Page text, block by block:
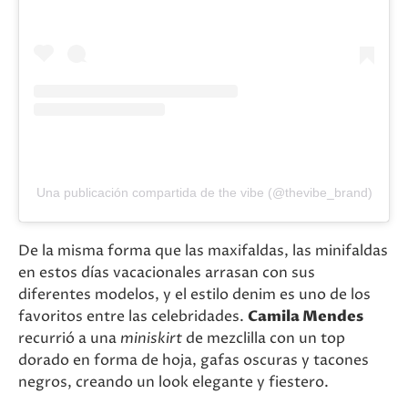
Una publicación compartida de the vibe (@thevibe_brand)
De la misma forma que las maxifaldas, las minifaldas
en estos días vacacionales arrasan con sus
diferentes modelos, y el estilo denim es uno de los
favoritos entre las celebridades. Camila Mendes
recurrió a una miniskirt de mezclilla con un top
dorado en forma de hoja, gafas oscuras y tacones
negros, creando un look elegante y fiestero.